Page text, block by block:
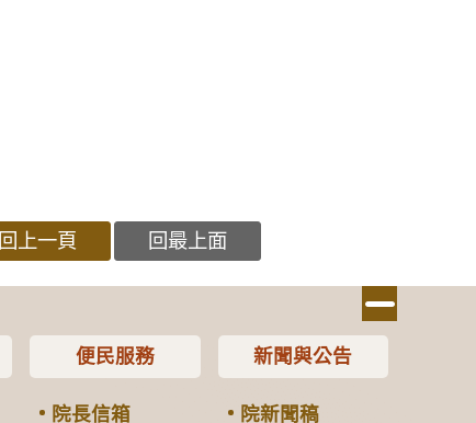
回上一頁 回最上面
便民服務
院長信箱
新聞與公告
院新聞稿